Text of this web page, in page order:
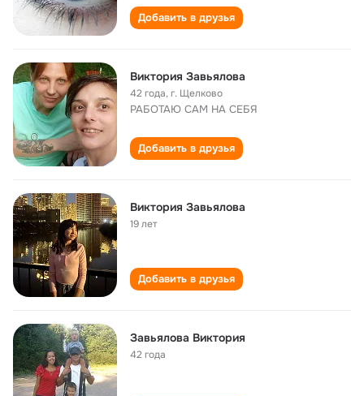
Добавить в друзья
Виктория Завьялова
42 года,г. Щелково
РАБОТАЮ САМ НА СЕБЯ
Добавить в друзья
Виктория Завьялова
19 лет
Добавить в друзья
Завьялова Виктория
42 года